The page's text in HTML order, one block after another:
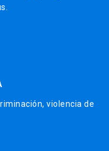
violencia de